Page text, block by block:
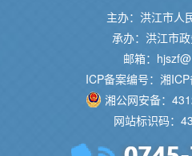
主办：洪江市人
承办：洪江市
邮箱：
ICP备案编号：湘
湘公网安备：
网站标识码：